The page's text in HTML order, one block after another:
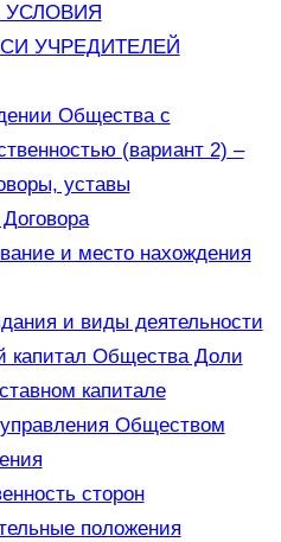
УЧРЕДИТЕЛЕЙ
Общества с
(вариант 2) –
уставы
и место нахождения
и виды деятельности
капитал Общества Доли
капитале
Обществом
сторон
положения